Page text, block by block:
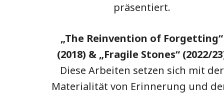
präsentiert.
„The Reinvention of Forgetting“
(2018) & „Fragile Stones“ (2022/
Diese Arbeiten setzen sich mit der
Materialität von Erinnerung und